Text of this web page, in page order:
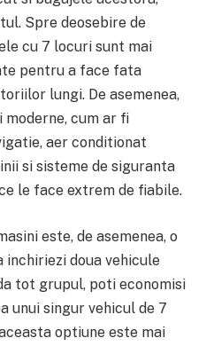
Spre deosebire de
cu 7 locuri sunt mai
pentru a face fata
lungi. De asemenea,
cum ar fi
aer conditionat
si sisteme de siguranta
le face extrem de fiabile.
este, de asemenea, o
doua vehicule
tot grupul, poti economisi
unui singur vehicul de 7
optiune este mai